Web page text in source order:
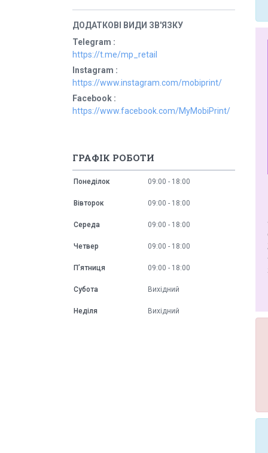
Telegram
https://t.me/mp_retail
Instagram
https://www.instagram.com/mobiprint/
Facebook
https://www.facebook.com/MyMobiPrint/
ГРАФІК РОБОТИ
Понеділок 09:00 18:00
Вівторок 09:00 18:00
Середа 09:00 18:00
Четвер 09:00 18:00
Пʼятниця 09:00 18:00
Субота Вихідний
Неділя Вихідний